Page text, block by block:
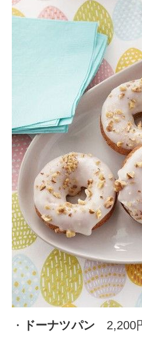
・ ドーナツパン 2,200